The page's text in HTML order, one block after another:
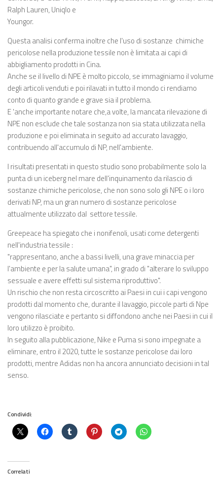
Ralph Lauren, Uniqlo e
Youngor.
Questa analisi conferma inoltre che l'uso di sostanze chimiche
pericolose nella produzione tessile non è limitata ai capi di
abbigliamento prodotti in Cina.
Anche se il livello di NPE è molto piccolo, se immaginiamo il volume
degli articoli venduti e poi rilavati in tutto il mondo ci rendiamo
conto di quanto grande e grave sia il problema.
E 'anche importante notare che,a volte, la mancata rilevazione di
NPE non esclude che tale sostanza non sia stata utilizzata nella
produzione e poi eliminata in seguito ad accurato lavaggio,
contribuendo all'accumulo di NP, nell'ambiente.
I risultati presentati in questo studio sono probabilmente solo la
punta di un iceberg nel mare dell'inquinamento da rilascio di
sostanze chimiche pericolose, che non sono solo gli NPE o i loro
derivati NP, ma un gran numero di sostanze pericolose
attualmente utilizzato dal settore tessile.
Greepeace ha spiegato che i nonifenoli, usati come detergenti
nell'industria tessile :
"rappresentano, anche a bassi livelli, una grave minaccia per
l'ambiente e per la salute umana", in grado di "alterare lo sviluppo
sessuale e avere effetti sul sistema riproduttivo".
Un rischio che non resta circoscritto ai Paesi in cui i capi vengono
prodotti dal momento che, durante il lavaggio, piccole parti di Npe
vengono rilasciate e pertanto si diffondono anche nei Paesi in cui il
loro utilizzo è proibito.
In seguito alla pubblicazione, Nike e Puma si sono impegnate a
eliminare, entro il 2020, tutte le sostanze pericolose dai loro
prodotti, mentre Adidas non ha ancora annunciato decisioni in tal
senso.
Condividi:
Correlati